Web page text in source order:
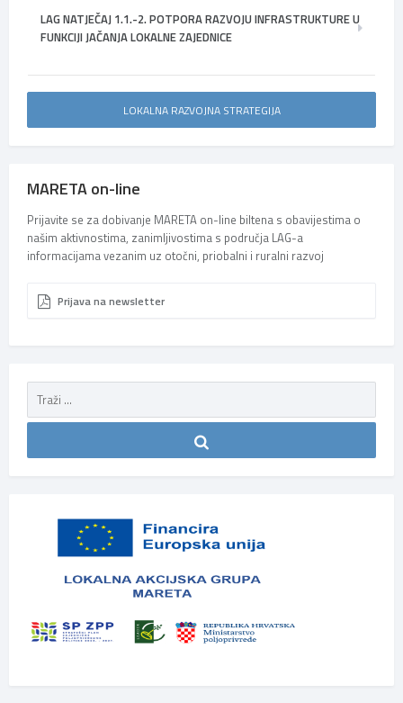
LAG NATJEČAJ 1.1.-2. POTPORA RAZVOJU INFRASTRUKTURE U
FUNKCIJI JAČANJA LOKALNE ZAJEDNICE
LOKALNA RAZVOJNA STRATEGIJA
MARETA on-line
Prijavite se za dobivanje MARETA on-line biltena s obavijestima o
našim aktivnostima, zanimljivostima s područja LAG-a
informacijama vezanim uz otočni, priobalni i ruralni razvoj
Prijava na newsletter